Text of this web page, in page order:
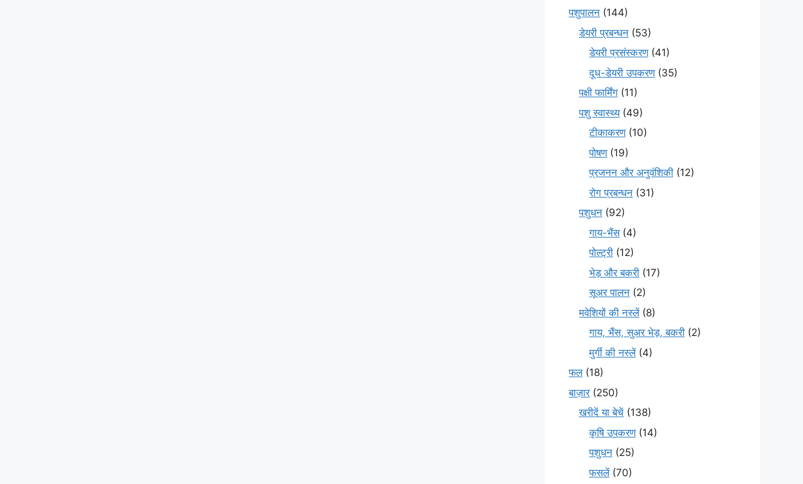
पशुपालन (144)
डेयरी प्रबन्धन (53)
डेयरी प्रसंस्करण(41)
दूध-डेयरी उपकरण(35)
पक्षी फार्मिंग (11)
पशु स्वास्थ्य(49)
टीकाकरण(10)
पोषण(19)
प्रजनन और अनुवंशिकी (12)
रोग प्रबन्धन (31)
पशुधन (92)
गाय-भैंस(4)
पोल्ट्री (12)
भेड़ और बकरी (17)
सूअर पालन (2)
मवेशियों की नस्लें(8)
गाय, भैंस, सुअर भेड़, बकरी (2)
मुर्गी की नस्लें(4)
फल(18)
बाज़ार(250)
खरीदें या बेचें (138)
कृषि उपकरण(14)
पशुधन (25)
फसलें(70)